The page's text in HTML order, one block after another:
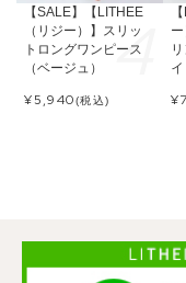
【SALE】【LITHEE
（リジー）】スリッ
トロングワンピース
（ベージュ）
¥5,940(税込)
イ
¥